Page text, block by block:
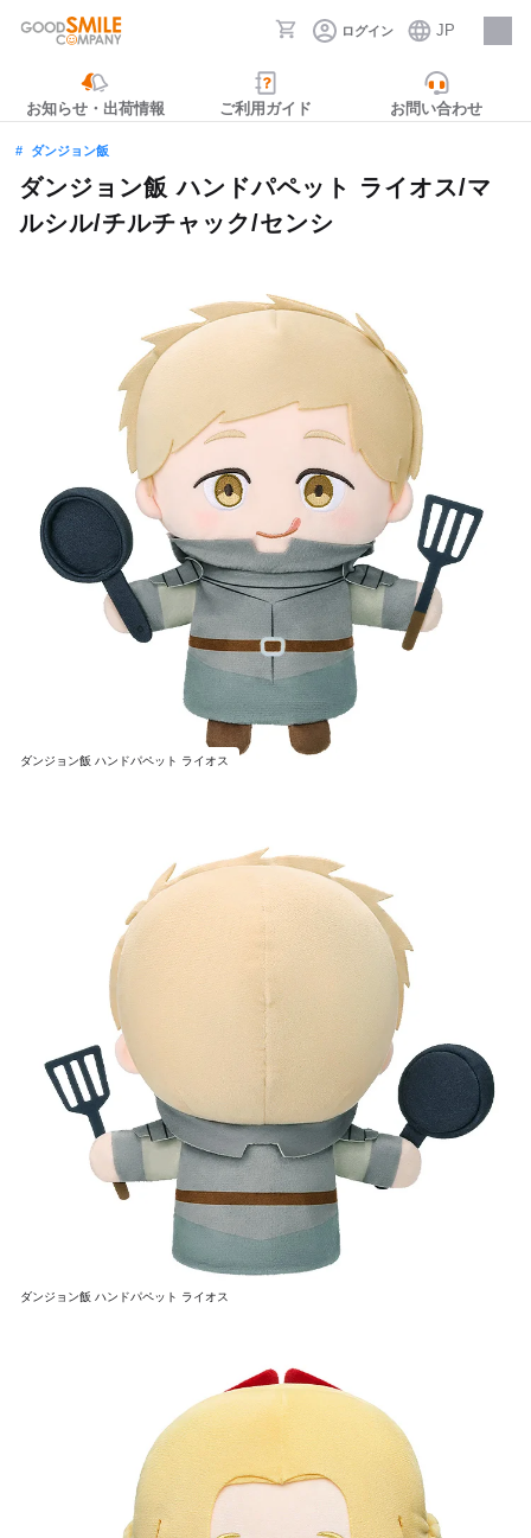
ログイン JP
採用情報
お知らせ・出荷情報 ご利用ガイド お問い合わせ
ダンジョン飯
ダンジョン飯 ハンドパペット ライオス/マ
ルシル/チルチャック/センシ
ダンジョン飯 ハンドパペット ライオス
ダンジョン飯 ハンドパペット ライオス